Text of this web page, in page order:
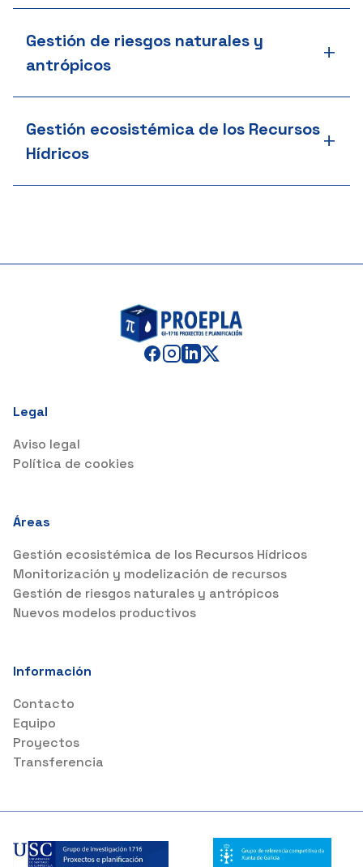
Gestión de riesgos naturales y
antrópicos
+
Gestión ecosistémica de los Recursos
Hídricos
+
Legal
Aviso legal
Política de cookies
Áreas
Gestión ecosistémica de los Recursos Hídricos
Monitorización y modelización de recursos
Gestión de riesgos naturales y antrópicos
Nuevos modelos productivos
Información
Contacto
Equipo
Proyectos
Transferencia